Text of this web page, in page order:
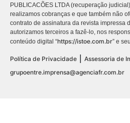
PUBLICACÕES LTDA (recuperação
realizamos cobranças e que também não
contrato de assinatura da revista impressa
autorizamos terceiros a fazê-lo, nos
conteúdo digital “https://istoe.com.br” e
Política de Privacidade | Assessoria de
grupoentre.imprensa@agenciafr.com.br